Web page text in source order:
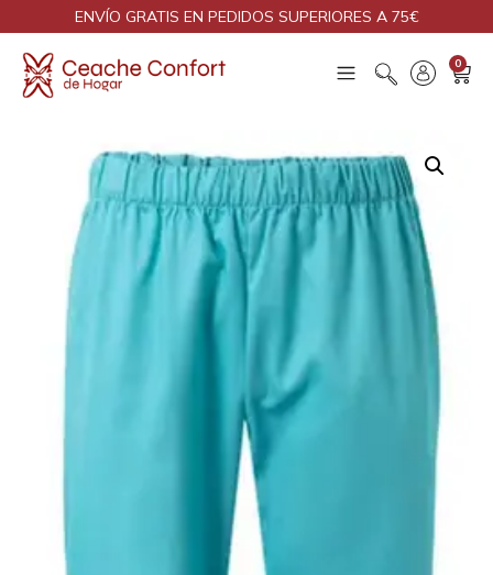
ENVÍO GRATIS EN PEDIDOS SUPERIORES A 75€
0